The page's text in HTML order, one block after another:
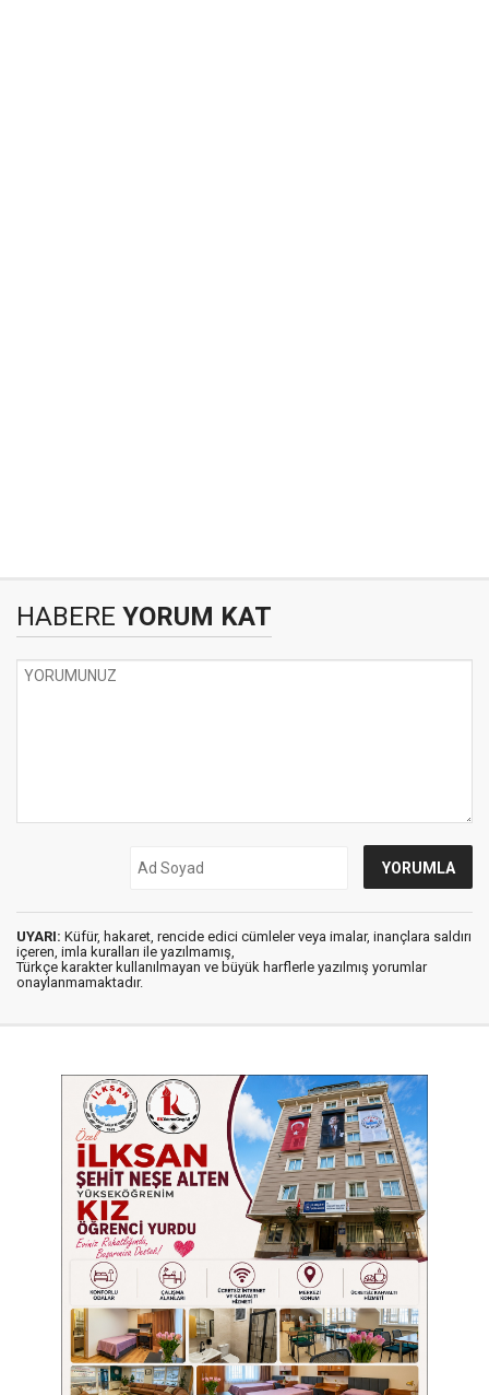
HABERE YORUM KAT
UYARI: Küfür, hakaret, rencide edici cümleler veya imalar, inançlara saldırı
içeren, imla kuralları ile yazılmamış,
Türkçe karakter kullanılmayan ve büyük harflerle yazılmış yorumlar
onaylanmamaktadır.